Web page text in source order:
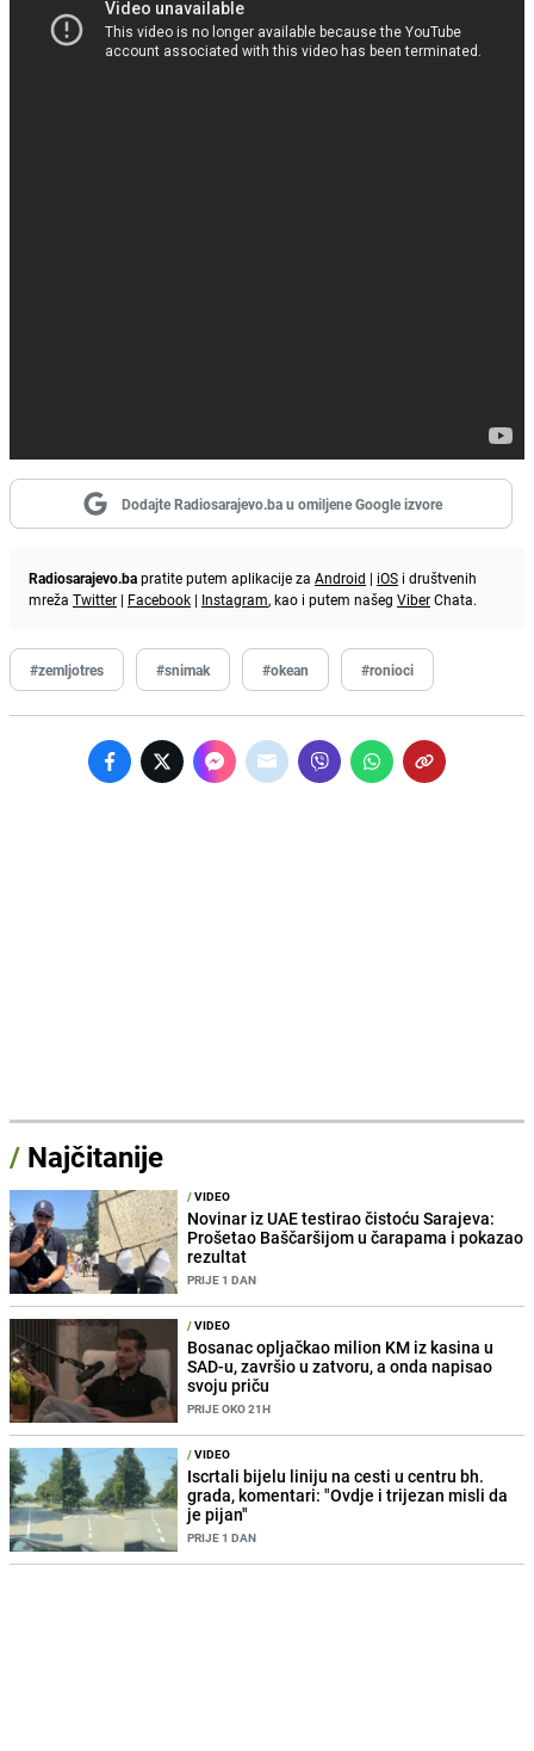
Dodajte Radiosarajevo.ba u omiljene Google izvore
Radiosarajevo.bapratite putem aplikacije za Android | iOS i društvenih
mreža Twitter | Facebook | Instagram, kao i putem našeg ViberChata.
#zemljotres #snimak #okean #ronioci
/ Najčitanije
/VIDEO
Novinar iz UAE testirao čistoću Sarajeva:
Prošetao Baščaršijom u čarapama i pokazao
rezultat
PRIJE 1 DAN
/VIDEO
Bosanac opljačkao milion KM iz kasina u
SAD-u, završio u zatvoru, a onda napisao
svoju priču
PRIJE OKO 21H
/VIDEO
Iscrtali bijelu liniju na cesti u centru bh.
grada, komentari: "Ovdje i trijezan misli da
je pijan"
PRIJE 1 DAN